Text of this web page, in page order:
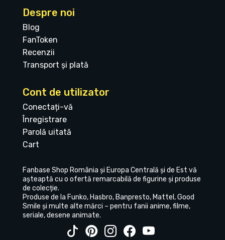
Despre noi
Blog
FanToken
Recenzii
Transport și plată
Cont de utilizator
Conectați-vă
Înregistrare
Parolă uitată
Cart
Fanbase Shop România și Europa Centrală și de Est vă
așteaptă cu o ofertă remarcabilă de figurine și produse
de colecție.
Produse de la Funko, Hasbro, Banpresto, Mattel, Good
Smile și multe alte mărci – pentru fanii anime, filme,
seriale, desene animate.